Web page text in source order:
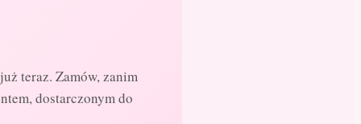
teraz. Zamów, zanim
dostarczonym do